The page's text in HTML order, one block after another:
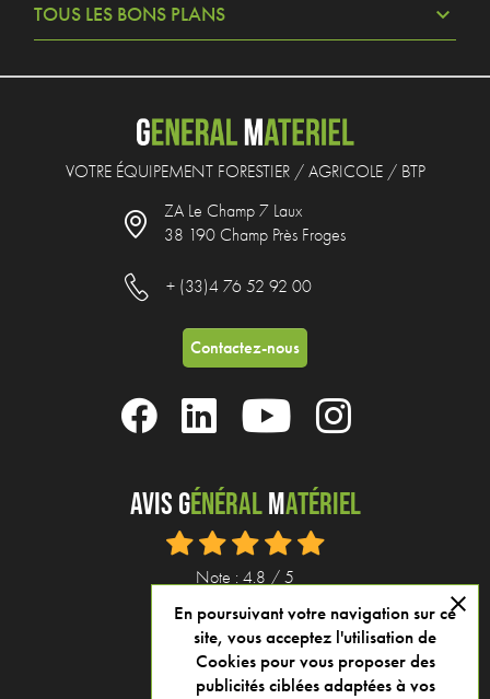
TOUS LES BONS PLANS
VOTRE ÉQUIPEMENT FORESTIER / AGRICOLE / BTP
ZA Le Champ 7 Laux
38 190 Champ Près Froges
+ (33)4 76 52 92 00
Contactez-nous
Avis GénéralMatériel
Note : 4.8 / 5
Voir tous nos avis
En poursuivant votre navigation sur ce
site, vous acceptez l'utilisation de
Cookies pour vous proposer des
publicités ciblées adaptées à vos
close